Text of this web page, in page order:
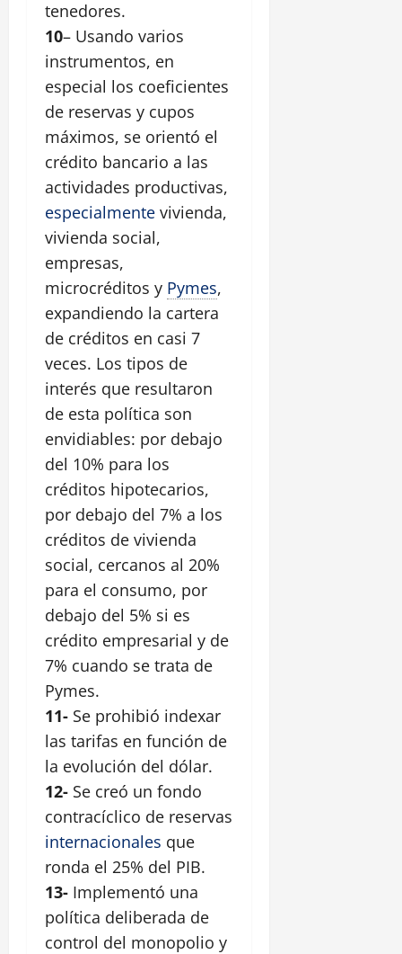
tenedores.
10– Usando varios
instrumentos, en
especial los coeficientes
de reservas y cupos
máximos, se orientó el
crédito bancario a las
actividades productivas,
especialmente vivienda,
vivienda social,
empresas,
microcréditos y Pymes,
expandiendo la cartera
de créditos en casi 7
veces. Los tipos de
interés que resultaron
de esta política son
envidiables: por debajo
del 10% para los
créditos hipotecarios,
por debajo del 7% a los
créditos de vivienda
social, cercanos al 20%
para el consumo, por
debajo del 5% si es
crédito empresarial y de
7% cuando se trata de
Pymes.
11- Se prohibió indexar
las tarifas en función de
la evolución del dólar.
12- Se creó un fondo
contracíclico de reservas
internacionales que
ronda el 25% del PIB.
13- Implementó una
política deliberada de
control del monopolio y